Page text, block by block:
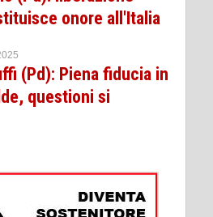
onore all'Italia
(Pd): Piena fiducia in
questioni si